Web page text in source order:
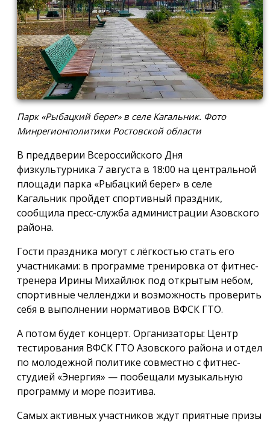
Парк «Рыбацкий берег» в селе Кагальник. Фото
Минрегионполитики Ростовской области
В преддверии Всероссийского Дня
физкультурника 7 августа в 18:00 на центральной
площади парка «Рыбацкий берег» в селе
Кагальник пройдет спортивный праздник,
сообщила пресс-служба администрации Азовского
района.
Гости праздника могут с лёгкостью стать его
участниками: в программе тренировка от фитнес-
тренера Ирины Михайлюк под открытым небом,
спортивные челленджи и возможность проверить
себя в выполнении нормативов ВФСК ГТО.
А потом будет концерт. Организаторы: Центр
тестирования ВФСК ГТО Азовского района и отдел
по молодежной политике совместно с фитнес-
студией «Энергия» — пообещали музыкальную
программу и море позитива.
Самых активных участников ждут приятные призы